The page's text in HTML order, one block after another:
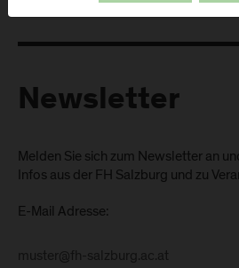
Newsletter
Melden Sie sich zum Newsletter an
Infos aus der FH Salzburg und zu
E-Mail Adresse: